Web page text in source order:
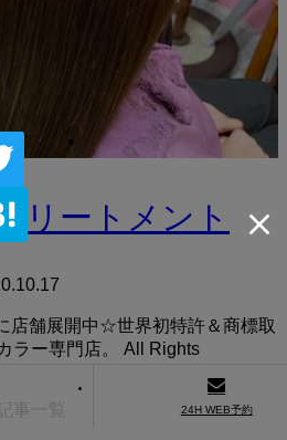
リートメント
舗展開中☆世界初特許＆商標取
ラー専門店。 All Rights
事一覧 24H WEB予約